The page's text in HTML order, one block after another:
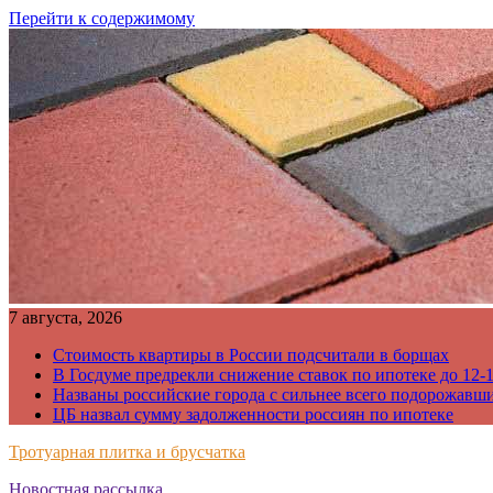
Перейти к содержимому
7 августа, 2026
Стоимость квартиры в России подсчитали в борщах
В Госдуме предрекли снижение ставок по ипотеке до 12-
Названы российские города с сильнее всего
ЦБ назвал сумму задолженности россиян по ипотеке
Тротуарная плитка и брусчатка
Новостная рассылка